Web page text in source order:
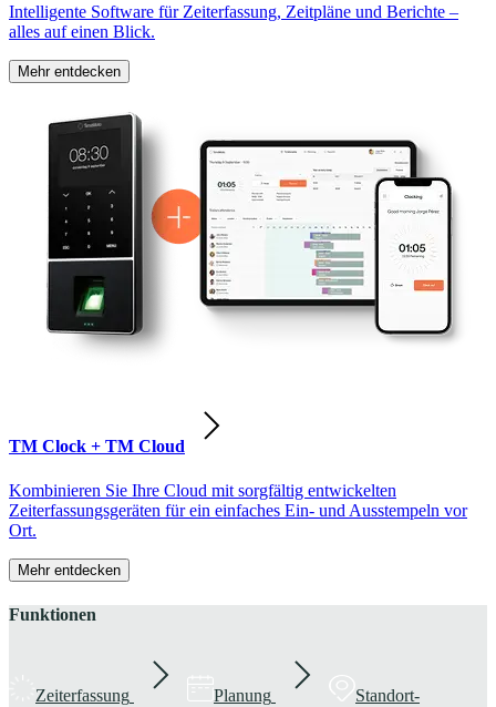
Intelligente Software für Zeiterfassung, Zeitpläne und Berichte –
alles auf einen Blick.
Mehr entdecken
TM Clock + TM Cloud
Kombinieren Sie Ihre Cloud mit sorgfältig entwickelten
Zeiterfassungsgeräten für ein einfaches Ein- und Ausstempeln vor
Ort.
Mehr entdecken
Funktionen
Zeiterfassung Planung Standort-